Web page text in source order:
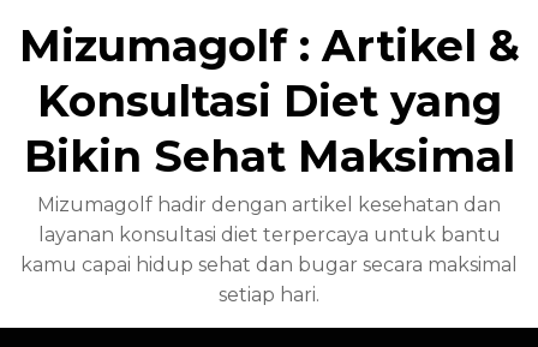
Mizumagolf : Artikel &
Konsultasi Diet yang
Bikin Sehat Maksimal
Mizumagolf hadir dengan artikel kesehatan dan
layanan konsultasi diet terpercaya untuk bantu
kamu capai hidup sehat dan bugar secara maksimal
setiap hari.